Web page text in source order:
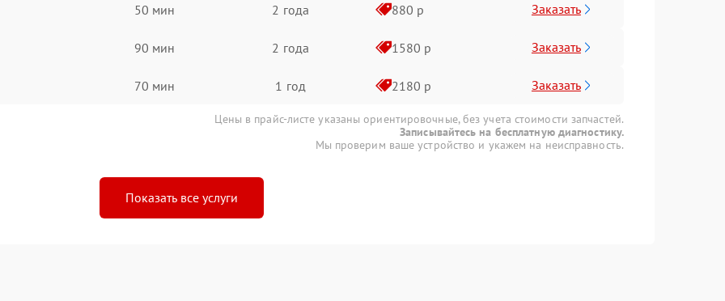
50 мин 2 года 880 р Заказать
90 мин 2 года 1580 р Заказать
70 мин 1 год 2180 р Заказать
Цены в прайс-листе указаны ориентировочные, без учета стоимости запчастей.
Записывайтесь на бесплатную диагностику.
Мы проверим ваше устройство и укажем на неисправность.
Показать все услуги